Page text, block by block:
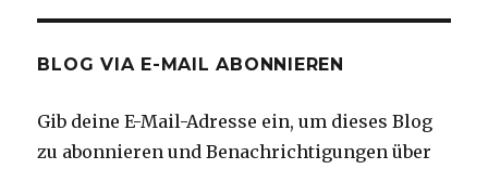
BLOG VIA E-MAIL ABONNIEREN
Gib deine E-Mail-Adresse ein, um dieses Blog
zu abonnieren und Benachrichtigungen über